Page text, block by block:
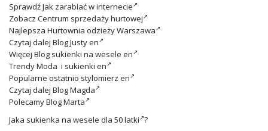
SprawdźJak zarabiać w internecie
Zobacz Centrum sprzedaży hurtowej
Najlepsza Hurtownia odzieży Warszawa
Czytaj dalej Blog Justy en
Więcej Blog sukienki na wesele en
TrendyModa i sukienki en
Popularne ostatnio stylomierz en
Czytaj dalej Blog Magda
PolecamyBlog Marta
Jaka sukienka na wesele dla 50 latki ?